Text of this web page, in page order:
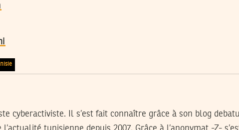
cyberactiviste. Il s’est fait connaître grâce à son blog